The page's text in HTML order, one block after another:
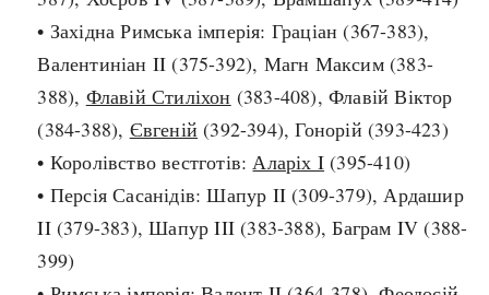
ВИ (НЕ) ЗНАЛИ
КАРТИ
НОТА БЕНЕ
ІНФОГРАФІКА
ПРЯМА МОВА
МОЯ ІСТОРІЯ
Рубрики
Авіація і космонавтика
Архітектура і будівництво
Україна
Козацька доба
• Західна Римська імперія: Граціан (367-383),
Валентиніан II (375-392), Магн Максим (383-
388), Флавій Стиліхон (383-408), Флавій Віктор
(384-388), Євгеній (392-394), Гонорій (393-423)
• Королівство вестготів:Аларіх I (395-410)
• Персія Сасанідів: Шапур II (309-379), Ардашир
II (379-383), Шапур III (383-388), Баграм IV (388-
399)